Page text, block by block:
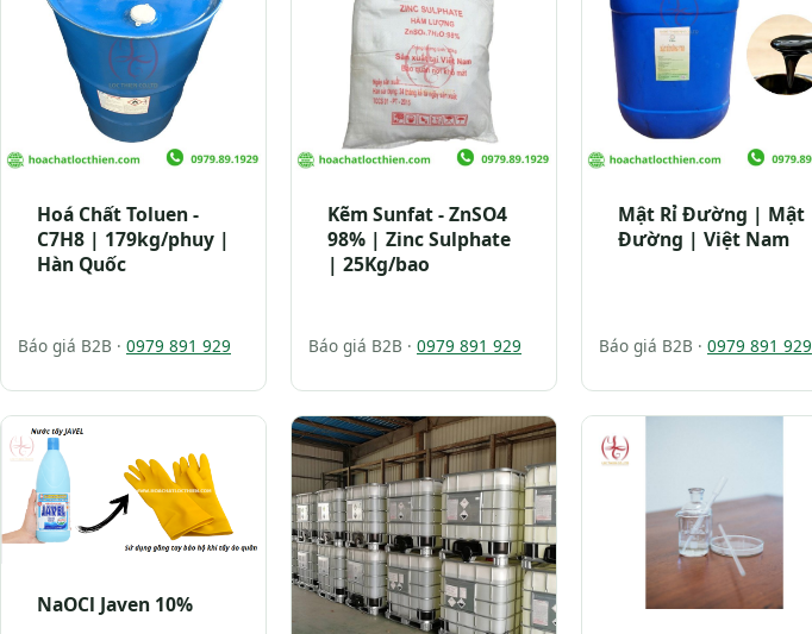
Hoá Chất Toluen -
C7H8 | 179kg/phuy |
Hàn Quốc
Báo giá B2B · 0979 891 929
Kẽm Sunfat - ZnSO4
98% | Zinc Sulphate
| 25Kg/bao
Báo giá B2B · 0979 891 929
Mật Rỉ Đường | Mật
Đường | Việt Nam
Báo giá B2B · 0979 891 929
NaOCl Javen 10%